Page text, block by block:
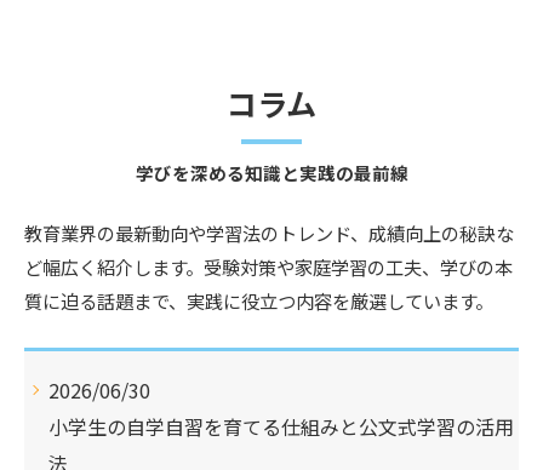
学びを深める知識と実践の最前線
コラム
教育業界の最新動向や学習法のトレンド、成績向上の秘訣な
ど幅広く紹介します。受験対策や家庭学習の工夫、学びの本
質に迫る話題まで、実践に役立つ内容を厳選しています。
2026/06/30
小学生の自学自習を育てる仕組みと公文式学習の活用
法